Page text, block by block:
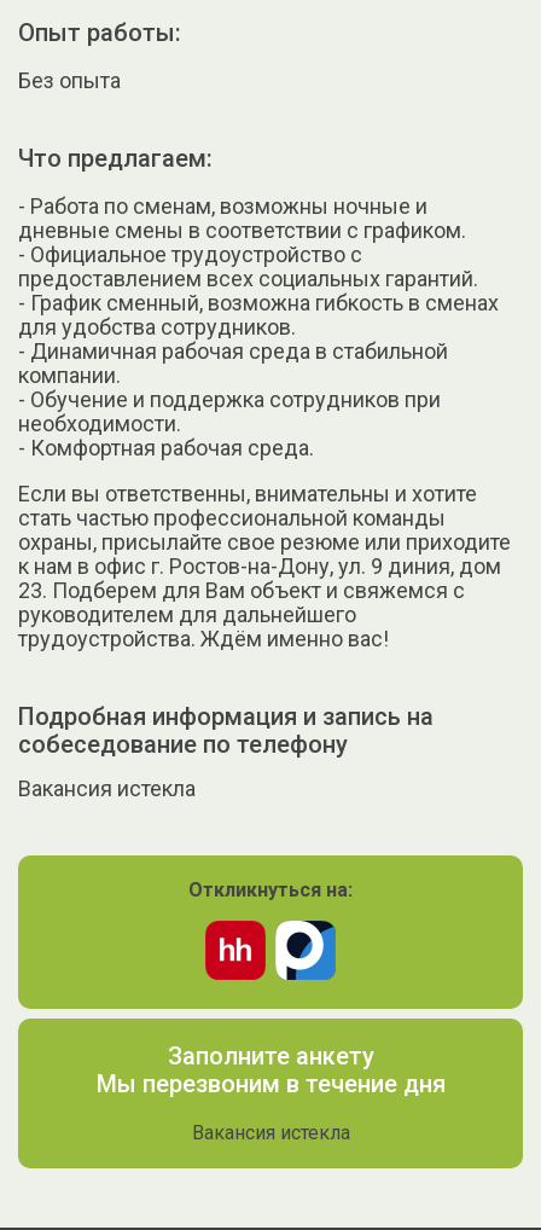
Опыт работы:
Без опыта
Что предлагаем:
- Работа по сменам, возможны ночные и
дневные смены в соответствии с графиком.
- Официальное трудоустройство с
предоставлением всех социальных гарантий.
- График сменный, возможна гибкость в сменах
для удобства сотрудников.
- Динамичная рабочая среда в стабильной
компании.
- Обучение и поддержка сотрудников при
необходимости.
- Комфортная рабочая среда.
Если вы ответственны, внимательны и хотите
стать частью профессиональной команды
охраны, присылайте свое резюме или приходите
к нам в офис г. Ростов-на-Дону, ул. 9 диния, дом
23. Подберем для Вам объект и свяжемся с
руководителем для дальнейшего
трудоустройства. Ждём именно вас!
Подробная информация и запись на
собеседование по телефону
Вакансия истекла
Откликнуться на:
Заполните анкету
Мы перезвоним в течение дня
Вакансия истекла